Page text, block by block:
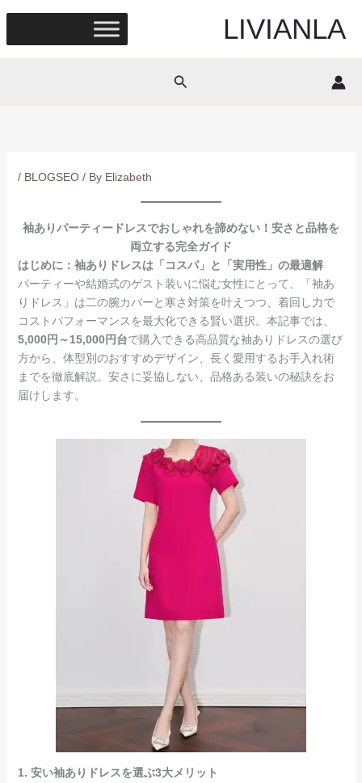
content
LIVIANLA
Search
/ BLOGSEO/ By Elizabeth
袖ありパーティードレスでおしゃれを諦めない！安さと品格を
両立する完全ガイド
はじめに：袖ありドレスは「コスパ」と「実用性」の最適解
パーティーや結婚式のゲスト装いに悩む女性にとって、「袖あ
りドレス」は二の腕カバーと寒さ対策を叶えつつ、着回し力で
コストパフォーマンスを最大化できる賢い選択。本記事では、
5,000円～15,000円台で購入できる高品質な袖ありドレスの選び
方から、体型別のおすすめデザイン、長く愛用するお手入れ術
までを徹底解説。安さに妥協しない、品格ある装いの秘訣をお
届けします。
1. 安い袖ありドレスを選ぶ3大メリット